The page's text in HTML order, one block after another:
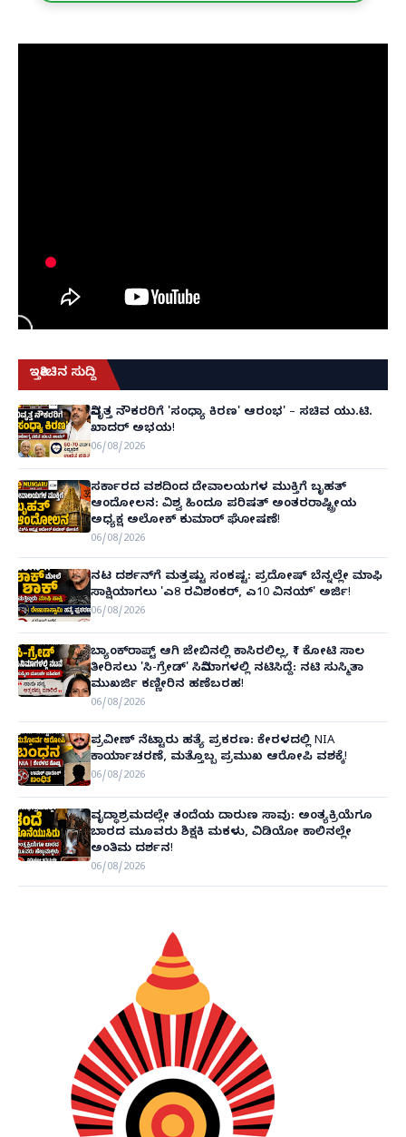
ಇತ್ತೀಚಿನ ಸುದ್ದಿ
ನಿವೃತ್ತ ನೌಕರರಿಗೆ 'ಸಂಧ್ಯಾ ಕಿರಣ' ಆರಂಭ' – ಸಚಿವ ಯು.ಟಿ.
ಖಾದರ್ ಅಭಯ!
06/08/2026
ಸರ್ಕಾರದ ವಶದಿಂದ ದೇವಾಲಯಗಳ ಮುಕ್ತಿಗೆ ಬೃಹತ್
ಆಂದೋಲನ: ವಿಶ್ವ ಹಿಂದೂ ಪರಿಷತ್ ಅಂತರರಾಷ್ಟ್ರೀಯ
ಅಧ್ಯಕ್ಷ ಅಲೋಕ್ ಕುಮಾರ್ ಘೋಷಣೆ!
06/08/2026
ನಟ ದರ್ಶನ್‌ಗೆ ಮತ್ತಷ್ಟು ಸಂಕಷ್ಟ: ಪ್ರದೋಷ್ ಬೆನ್ನಲ್ಲೇ ಮಾಫಿ
ಸಾಕ್ಷಿಯಾಗಲು 'ಎ8 ರವಿಶಂಕರ್, ಎ10 ವಿನಯ್' ಅರ್ಜಿ!
06/08/2026
ಬ್ಯಾಂಕ್‌ರಾಪ್ಟ್‌ ಆಗಿ ಜೇಬಿನಲ್ಲಿ ಕಾಸಿರಲಿಲ್ಲ, ₹1 ಕೋಟಿ ಸಾಲ
ತೀರಿಸಲು 'ಸಿ-ಗ್ರೇಡ್' ಸಿನಿಮಾಗಳಲ್ಲಿ ನಟಿಸಿದ್ದೆ: ನಟಿ ಸುಸ್ಮಿತಾ
ಮುಖರ್ಜಿ ಕಣ್ಣೀರಿನ ಹಣೆಬರಹ!
06/08/2026
ಪ್ರವೀಣ್ ನೆಟ್ಟಾರು ಹತ್ಯೆ ಪ್ರಕರಣ: ಕೇರಳದಲ್ಲಿ NIA
ಕಾರ್ಯಾಚರಣೆ, ಮತ್ತೊಬ್ಬ ಪ್ರಮುಖ ಆರೋಪಿ ವಶಕ್ಕೆ!
06/08/2026
ವೃದ್ಧಾಶ್ರಮದಲ್ಲೇ ತಂದೆಯ ದಾರುಣ ಸಾವು: ಅಂತ್ಯಕ್ರಿಯೆಗೂ
ಬಾರದ ಮೂವರು ಶಿಕ್ಷಕಿ ಮಕಳು, ವಿಡಿಯೋ ಕಾಲಿನಲ್ಲೇ
ಅಂತಿಮ ದರ್ಶನ!
06/08/2026